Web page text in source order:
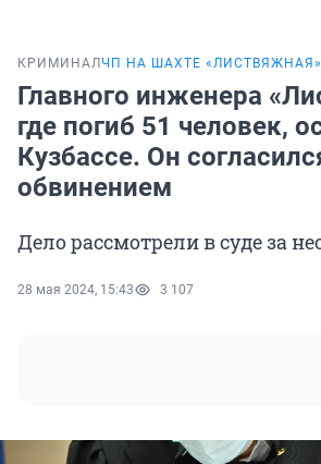
КРИМИНАЛЧП НА ШАХТЕ «ЛИСТВЯЖНАЯ»
Главного инженера
где погиб 51 человек,
Кузбассе. Он
обвинением
Дело рассмотрели в суде за
28 мая 2024, 15:43 3 107